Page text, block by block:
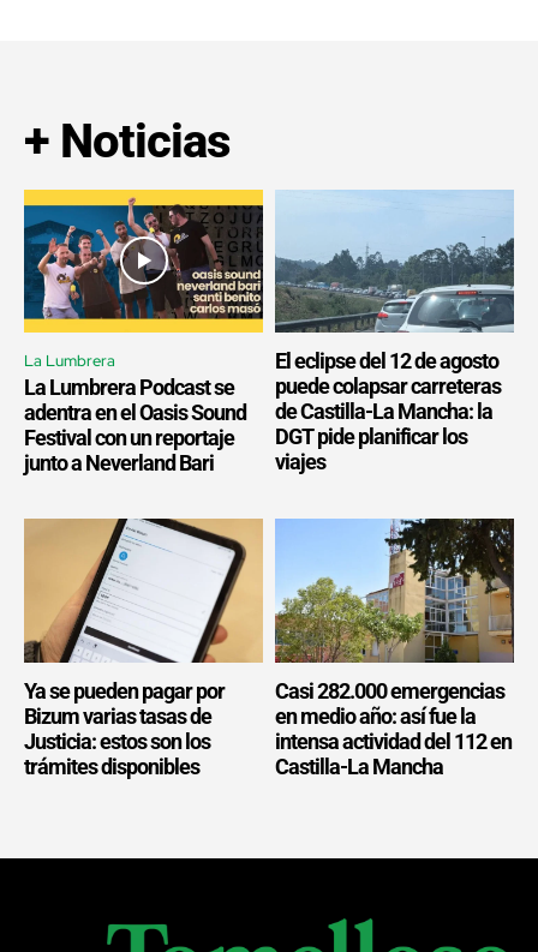
+ Noticias
La Lumbrera
La Lumbrera Podcast se
adentra en el Oasis Sound
Festival con un reportaje
junto a Neverland Bari
El eclipse del 12 de agosto
puede colapsar carreteras
de Castilla-La Mancha: la
DGT pide planificar los
viajes
Ya se pueden pagar por
Bizum varias tasas de
Justicia: estos son los
trámites disponibles
Casi 282.000 emergencias
en medio año: así fue la
intensa actividad del 112 en
Castilla-La Mancha